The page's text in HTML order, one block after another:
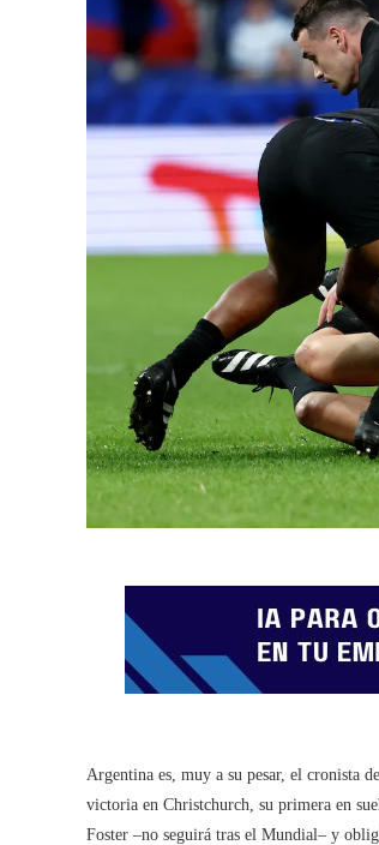
Argentina es, muy a su pesar, el cronista
victoria en Christchurch, su primera en
Foster –no seguirá tras el Mundial– y